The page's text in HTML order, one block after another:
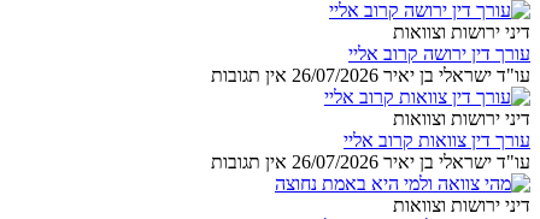
דיני ירושות וצוואות
עורך דין ירושה קרוב אליי
עו"ד ישראלי בן יאיר 26/07/2026 אין תגובות
דיני ירושות וצוואות
עורך דין צוואות קרוב אליי
עו"ד ישראלי בן יאיר 26/07/2026 אין תגובות
דיני ירושות וצוואות